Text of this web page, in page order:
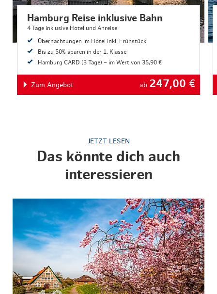
Hamburg Reise inklusive Bahn
4 Tage inklusive Hotel und Anreise
Übernachtungen im Hotel inkl. Frühstück
Bis zu 50% sparen in der 1. Klasse
Hamburg CARD (3 Tage) – im Wert von 35,90 €
Zum Angebot ab 247,00 €
JETZT LESEN
Das könnte dich auch
interessieren
© powell83 – stock.adobe.com